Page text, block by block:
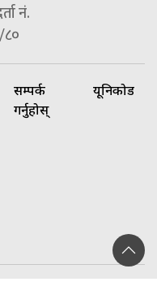
नं.
सम्पर्क
गर्नुहोस्
यूनिकोड